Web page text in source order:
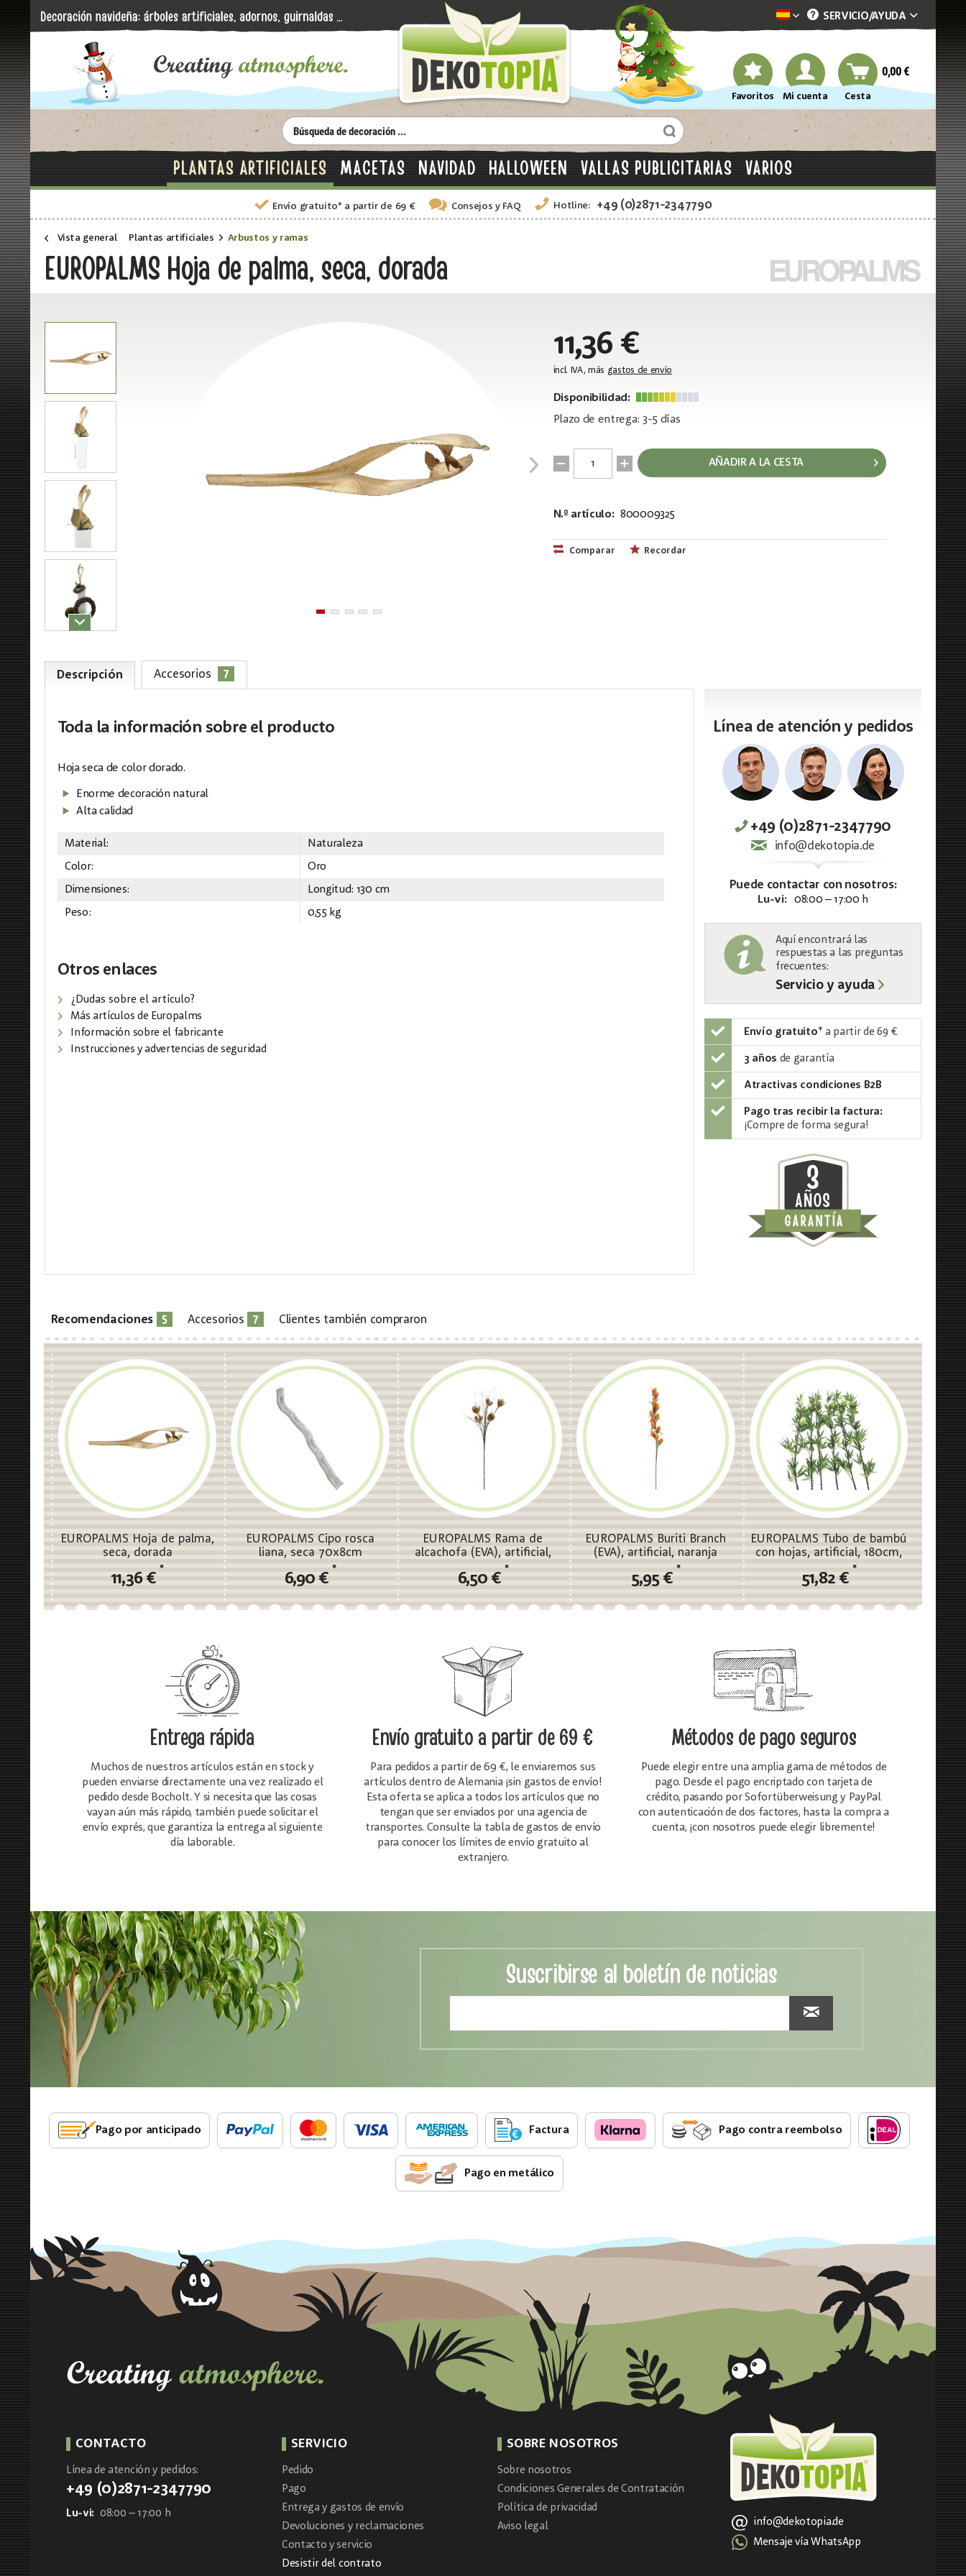
Dekotopia spanisch
SERVICIO/AYUDA
Favoritos Mi cuenta Cesta
0,00 €
PLANTAS ARTIFICIALES MACETAS NAVIDAD HALLOWEEN VALLAS PUBLICITARIAS VARIOS
Envío gratuito* a partir de 69 € Consejos y FAQ Hotline: +49 (0)2871-2347790
Vista general Plantas artificiales Arbustos y ramas
EUROPALMS Hoja de palma, seca, dorada
11,36 €
incl. IVA, más gastos de envío
Disponibilidad:
Plazo de entrega: 3-5 días
AÑADIR A LA CESTA
N.º artículo: 800009325
Comparar Recordar
Descripción Accesorios 7
Toda la información sobre el producto
Hoja seca de color dorado.
Enorme decoración natural
Alta calidad
Material:
Naturaleza
Color:
Oro
Dimensiones:
Longitud: 130 cm
Peso:
0,55 kg
Otros enlaces
¿Dudas sobre el artículo?
Más artículos de Europalms
Información sobre el fabricante
Instrucciones y advertencias de seguridad
Línea de atención y pedidos
+49 (0)2871-2347790
info@dekotopia.de
Puede contactar con nosotros:
Lu-vi: 08:00 – 17:00 h
Aquí encontrará las
respuestas a las preguntas
frecuentes:
Servicio y ayuda
Envío gratuito* a partir de 69 €
3 años de garantía
Atractivas condiciones B2B
Pago tras recibir la factura:
¡Compre de forma segura!
Recomendaciones 5 Accesorios 7 Clientes también compraron
EUROPALMS Hoja de palma,
seca, dorada
11,36 €
*
EUROPALMS Cipo rosca
liana, seca 70x8cm
6,90 €
*
EUROPALMS Rama de
alcachofa (EVA), artificial,
beige, 100cm
6,50 €
*
EUROPALMS Buriti Branch
(EVA), artificial, naranja
5,95 €
*
EUROPALMS Tubo de bambú
con hojas, artificial, 180cm,
51,82 €
*
Entrega rápida
Muchos de nuestros artículos están en stock y
pueden enviarse directamente una vez realizado el
pedido desde Bocholt. Y si necesita que las cosas
vayan aún más rápido, también puede solicitar el
envío exprés, que garantiza la entrega al siguiente
día laborable.
Envío gratuitoa partir de 69 €
Para pedidos a partir de 69 €, le enviaremos sus
artículos dentro de Alemania ¡sin gastos de envío!
Esta oferta se aplica a todos los artículos que no
tengan que ser enviados por una agencia de
transportes. Consulte la tabla de gastos de envío
para conocer los límites de envío gratuito al
extranjero.
Métodos de pago seguros
Puede elegir entre una amplia gama de métodos de
pago. Desde el pago encriptado con tarjeta de
crédito, pasando por Sofortüberweisung y PayPal
con autenticación de dos factores, hasta la compra a
cuenta, ¡con nosotros puede elegir libremente!
Suscribirse al boletín de noticias
Pago por anticipado Factura Pago contra reembolso
Pago en metálico
CONTACTO
Línea de atención y pedidos:
+49 (0)2871-2347790
Lu-vi: 08:00 – 17:00 h
SERVICIO
Pedido
Pago
Entrega y gastos de envío
Devoluciones y reclamaciones
Contacto y servicio
Desistir del contrato
SOBRE NOSOTROS
Sobre nosotros
Condiciones Generales de Contratación
Política de privacidad
Aviso legal
info@dekotopia.de
Mensaje vía WhatsApp